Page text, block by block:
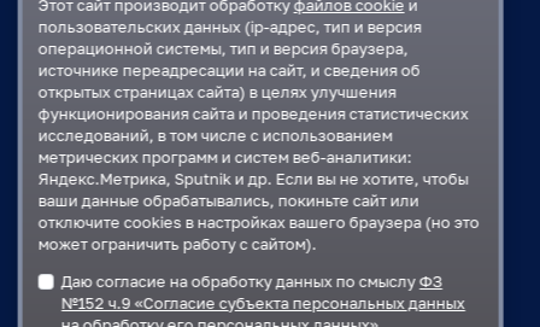
Заседания
Контакты
Регламент
План работ
Решения
Государственная Дума
Московская областная Дума
Администрация Одинцовского городского округа
Этот сайт производит обработкуфайлов cookie и
пользовательских данных (ip-адрес, тип и версия
операционной системы, тип и версия браузера,
источнике переадресации на сайт, и сведения об
открытых страницах сайта) в целях улучшения
функционирования сайта и проведения статистических
исследований, в том числе с использованием
метрических программ и систем веб-аналитики:
Яндекс.Метрика, Sputnik и др. Если вы не хотите, чтобы
ваши данные обрабатывались, покиньте сайт или
отключите cookies в настройках вашего браузера (но это
может ограничить работу с сайтом).
Даю согласие на обработку данных по смыслуФЗ
№152 ч.9 «Согласие субъекта персональных данных